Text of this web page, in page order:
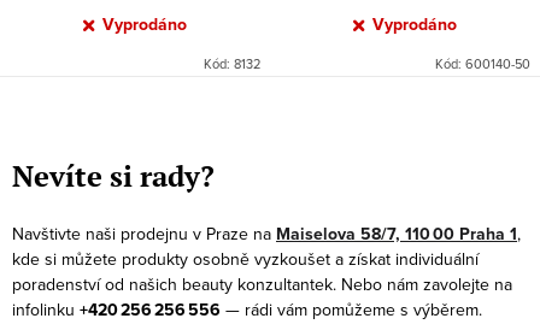
Vyprodáno
Kód: 8132
Vyprodáno
Kód: 600140-50
v
l
á
d
a
c
Nevíte si rady?
Navštivte naši prodejnu v Praze na Maiselova 58/7, 110 00 Praha 1,
kde si můžete produkty osobně vyzkoušet a získat individuální
poradenství od našich beauty konzultantek. Nebo nám zavolejte na
infolinku +420 256 256 556 — rádi vám pomůžeme s výběrem.